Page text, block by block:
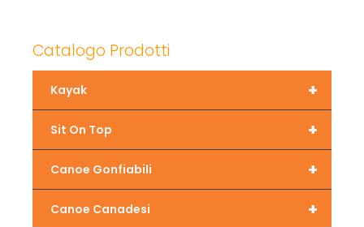
Catalogo Prodotti
+
Kayak
+
Sit On Top
+
Canoe Gonfiabili
+
Canoe Canadesi